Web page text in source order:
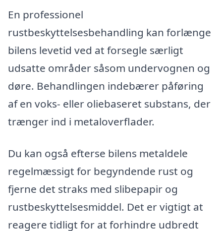
En professionel
rustbeskyttelsesbehandling kan forlænge
bilens levetid ved at forsegle særligt
udsatte områder såsom undervognen og
døre. Behandlingen indebærer påføring
af en voks- eller oliebaseret substans, der
trænger ind i metaloverflader.
Du kan også efterse bilens metaldele
regelmæssigt for begyndende rust og
fjerne det straks med slibepapir og
rustbeskyttelsesmiddel. Det er vigtigt at
reagere tidligt for at forhindre udbredt